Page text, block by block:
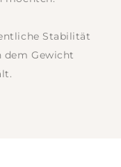
Stabilität
dem Gewicht